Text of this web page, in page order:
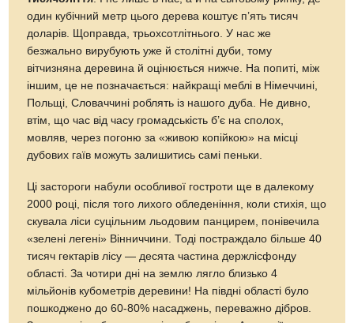
один кубічний метр цього дерева коштує п’ять тисяч
доларів. Щоправда, трьохсотлітнього. У нас же
безжально вирубують уже й столітні дуби, тому
вітчизняна деревина й оцінюється нижче. На попиті, між
іншим, це не позначається: найкращі меблі в Німеччині,
Польщі, Словаччині роблять із нашого дуба. Не дивно,
втім, що час від часу громадськість б’є на сполох,
мовляв, через погоню за «живою копійкою» на місці
дубових гаїв можуть залишитись самі пеньки.
Ці застороги набули особливої гостроти ще в далекому
2000 році, після того лихого обледеніння, коли стихія, що
скувала ліси суцільним льодовим панцирем, понівечила
«зелені легені» Вінниччини. Тоді постраждало більше 40
тисяч гектарів лісу — десята частина держлісфонду
області. За чотири дні на землю лягло близько 4
мільйонів кубометрів деревини! На півдні області було
пошкоджено до 60-80% насаджень, переважно дібров.